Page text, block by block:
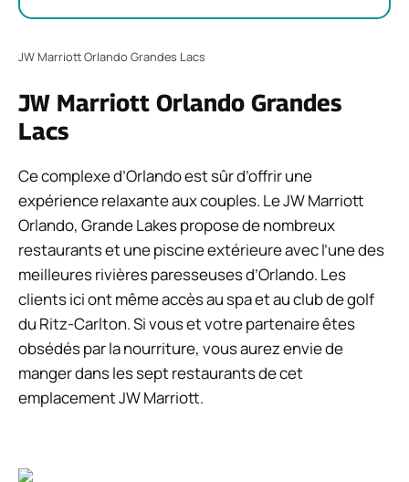
JW Marriott Orlando Grandes Lacs
JW Marriott Orlando Grandes
Lacs
Ce complexe d’Orlando est sûr d’offrir une
expérience relaxante aux couples. Le JW Marriott
Orlando, Grande Lakes propose de nombreux
restaurants et une piscine extérieure avec l’une des
meilleures rivières paresseuses d’Orlando. Les
clients ici ont même accès au spa et au club de golf
du Ritz-Carlton. Si vous et votre partenaire êtes
obsédés par la nourriture, vous aurez envie de
manger dans les sept restaurants de cet
emplacement JW Marriott.